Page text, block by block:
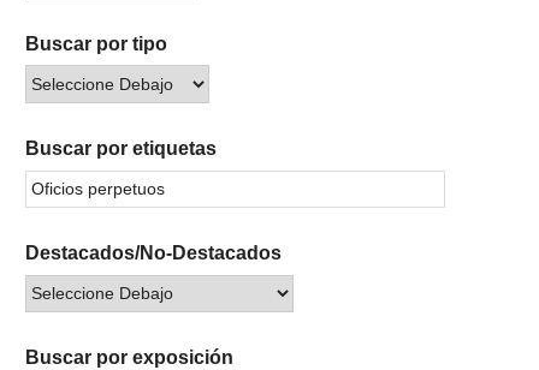
Buscar por tipo
Buscar por etiquetas
Destacados/No-Destacados
Buscar por exposición